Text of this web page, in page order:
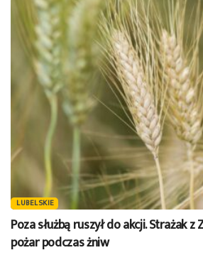
LUBELSKIE
Poza służbą ruszył do akcji. Strażak
pożar podczas żniw